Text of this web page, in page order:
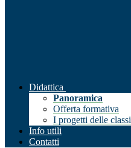
Didattica
Panoramica
Offerta formativa
I progetti delle classi
Info utili
Contatti